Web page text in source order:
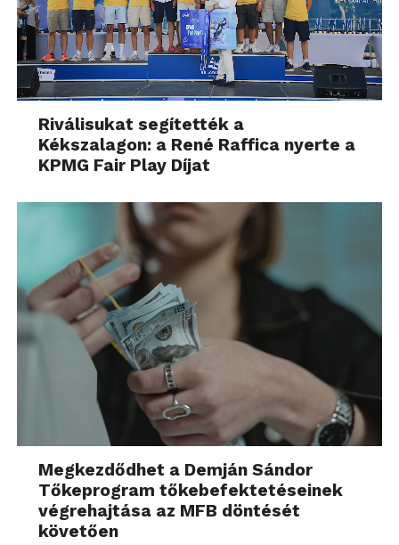
Riválisukat segítették a
Kékszalagon: a René Raffica nyerte a
KPMG Fair Play Díjat
Megkezdődhet a Demján Sándor
Tőkeprogram tőkebefektetéseinek
végrehajtása az MFB döntését
követően